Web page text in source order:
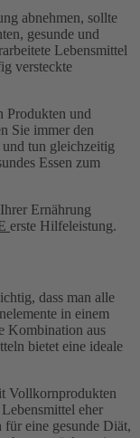
abnehmen, sollte
gesunde und
Lebensmittel
versteckte
Produkten und
Sie immer den
tun gleichzeitig
Essen zum
Ernährung
erste Hilfeleistung.
dass man alle
in einem
Kombination aus
bietet eine ideale
Vollkornprodukten
eher
eine gesunde Diät,